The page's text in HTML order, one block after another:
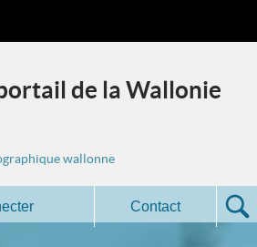
de la Wallonie
wallonne
Contact